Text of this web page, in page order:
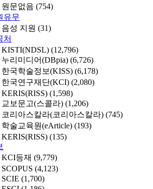
원문없음 (754)
유무
음성 지원 (31)
처
KISTI(NDSL) (12,796)
누리미디어(DBpia) (6,726)
한국학술정보(KISS) (6,178)
한국연구재단(KCI) (2,080)
KERIS(RISS) (1,598)
교보문고(스콜라) (1,206)
코리아스칼라(코리아스칼라) (745)
학술교육원(eArticle) (193)
KERIS(RISS) (135)
KCI등재 (9,779)
SCOPUS (4,123)
SCIE (1,700)